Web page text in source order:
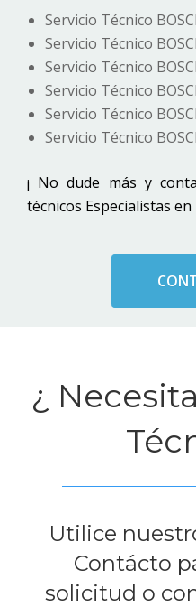
Servicio Técnico
Servicio Técnico
Servicio Técnico
Servicio Técnico
Servicio Técnico
Servicio Técnico
¡ No dude más y
técnicos Especialistas en
¿
Utilice
Contácto
solicitud o